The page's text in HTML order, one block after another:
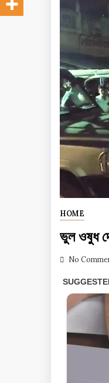
HOME
ভুল ওষুধ
No